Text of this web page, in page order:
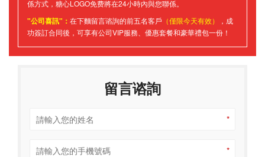
係方式，糖心LOGO免费將在24小時內與您聯係。
"公司喜訊"： 在下麵留言谘詢的前五名客戶 （僅限今天有效）
，成
功簽訂合同後，可享有公司VIP服務、優惠套餐和豪華禮包一份！
留言谘詢
*
*